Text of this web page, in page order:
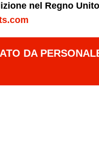
nel Regno
DA